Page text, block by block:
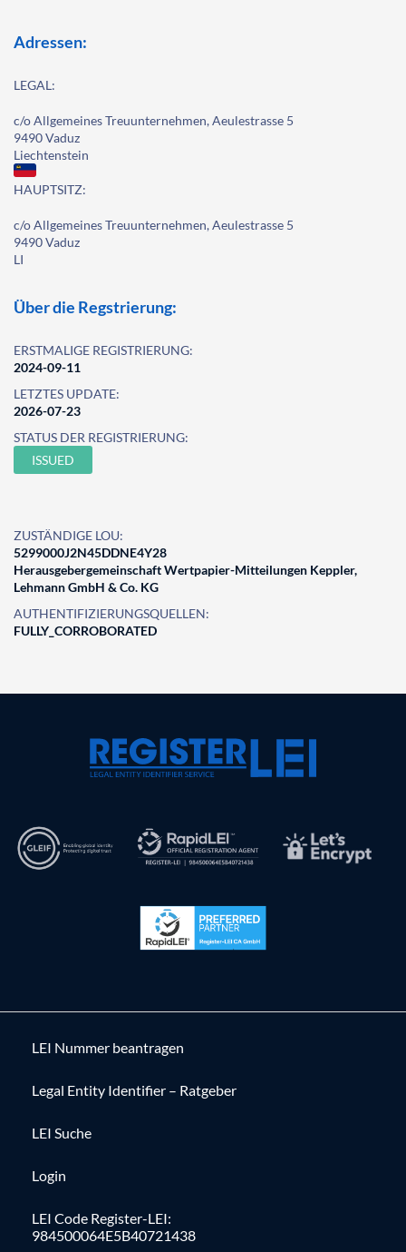
Adressen:
LEGAL:
c/o Allgemeines Treuunternehmen, Aeulestrasse 5
9490 Vaduz
Liechtenstein
HAUPTSITZ:
c/o Allgemeines Treuunternehmen, Aeulestrasse 5
9490 Vaduz
LI
Über die Regstrierung:
ERSTMALIGE REGISTRIERUNG:
2024-09-11
LETZTES UPDATE:
2026-07-23
STATUS DER REGISTRIERUNG:
ISSUED
ZUSTÄNDIGE LOU:
5299000J2N45DDNE4Y28
Herausgebergemeinschaft Wertpapier-Mitteilungen Keppler,
Lehmann GmbH & Co. KG
AUTHENTIFIZIERUNGSQUELLEN:
FULLY_CORROBORATED
LEI Nummer beantragen
Legal Entity Identifier – Ratgeber
LEI Suche
Login
LEI Code Register-LEI:
984500064E5B40721438